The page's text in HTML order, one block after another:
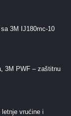
3M IJ180mc-10
3M PWF – zaštitnu
vrućine i